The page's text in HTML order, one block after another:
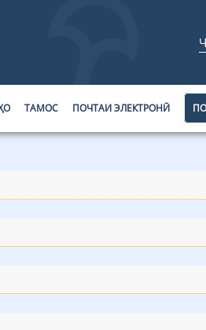
ТАМОС ПОЧТАИ ЭЛЕКТРОНӢ